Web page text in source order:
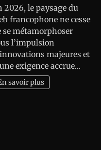
2026, le paysage du
francophone ne cesse
se métamorphoser
l’impulsion
majeures et
exigence accrue…
savoir plus